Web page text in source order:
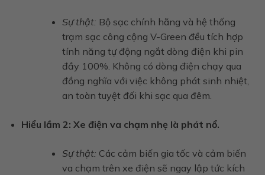
Sự thật: Bộ sạc chính hãng và hệ thống
trạm sạc công cộng V-Green đều tích hợp
tính năng tự động ngắt dòng điện khi pin
đầy 100%. Không có dòng điện chạy qua
đồng nghĩa với việc không phát sinh nhiệt,
an toàn tuyệt đối khi sạc qua đêm.
Hiểu lầm 2: Xe điện va chạm nhẹ là phát nổ.
Sự thật: Các cảm biến gia tốc và cảm biến
va chạm trên xe điện sẽ ngay lập tức kích